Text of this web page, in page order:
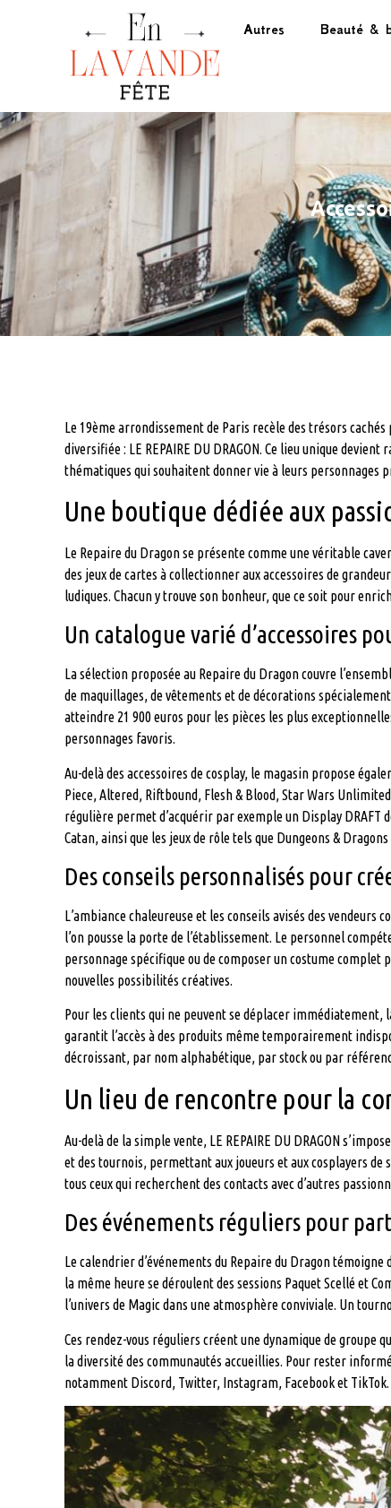
Autres Beauté &
Le 19ème arrondissement de Paris recèle des trésors
diversifiée : LE REPAIRE DU DRAGON. Ce lieu unique
thématiques qui souhaitent donner vie à leurs personnages
Une boutique dédiée aux
Le Repaire du Dragon se présente comme une véritable
des jeux de cartes à collectionner aux accessoires de
ludiques. Chacun y trouve son bonheur, que ce soit pour
Un catalogue varié d’accessoires
La sélection proposée au Repaire du Dragon couvre
de maquillages, de vêtements et de décorations
atteindre 21 900 euros pour les pièces les plus
personnages favoris.
Au-delà des accessoires de cosplay, le magasin propose
Piece, Altered, Riftbound, Flesh & Blood, Star Wars
régulière permet d’acquérir par exemple un Display DRAFT
Catan, ainsi que les jeux de rôle tels que Dungeons &
Des conseils personnalisés pour
L’ambiance chaleureuse et les conseils avisés des
l’on pousse la porte de l’établissement. Le personnel
personnage spécifique ou de composer un costume
nouvelles possibilités créatives.
Pour les clients qui ne peuvent se déplacer
garantit l’accès à des produits même temporairement
décroissant, par nom alphabétique, par stock ou par
Un lieu de rencontre pour la
Au-delà de la simple vente, LE REPAIRE DU DRAGON
et des tournois, permettant aux joueurs et aux cosplayers
tous ceux qui recherchent des contacts avec d’autres
Des événements réguliers pour
Le calendrier d’événements du Repaire du Dragon
la même heure se déroulent des sessions Paquet Scellé et
l’univers de Magic dans une atmosphère conviviale. Un
Ces rendez-vous réguliers créent une dynamique de
la diversité des communautés accueillies. Pour rester
notamment Discord, Twitter, Instagram, Facebook et